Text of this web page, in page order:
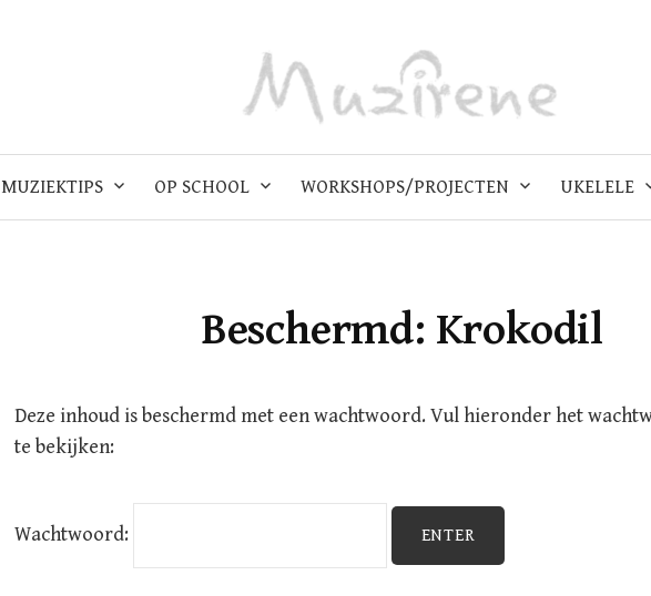
MUZIEKTIPS OP SCHOOL WORKSHOPS/PROJECTEN UKELELE
Beschermd: Krokodil
Deze inhoud is beschermd met een wachtwoord. Vul hieronder het
te bekijken:
Wachtwoord: